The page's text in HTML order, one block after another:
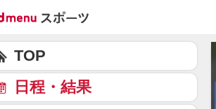
TOP
日程・結果